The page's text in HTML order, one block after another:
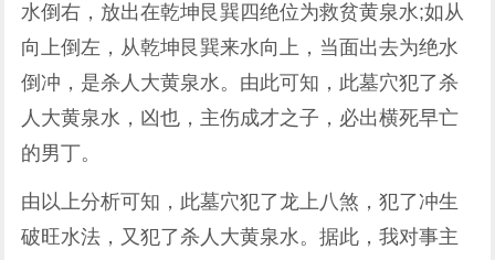
水倒右，放出在乾坤艮巽四绝位为救贫黄泉水;如从
向上倒左，从乾坤艮巽来水向上，当面出去为绝水
倒冲，是杀人大黄泉水。由此可知，此墓穴犯了杀
人大黄泉水，凶也，主伤成才之子，必出横死早亡
的男丁。
由以上分析可知，此墓穴犯了龙上八煞，犯了冲生
破旺水法，又犯了杀人大黄泉水。据此，我对事主